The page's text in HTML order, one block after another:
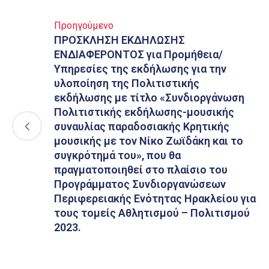
Προηγούμενο
ΠΡΟΣΚΛΗΣΗ ΕΚΔΗΛΩΣΗΣ
ΕΝΔΙΑΦΕΡΟΝΤΟΣ για Προμήθεια/
Υπηρεσίες της εκδήλωσης για την
υλοποίηση της Πολιτιστικής
εκδήλωσης με τίτλο «Συνδιοργάνωση
Πολιτιστικής εκδήλωσης-μουσικής
συναυλίας παραδοσιακής Κρητικής
μουσικής με τον Νίκο Ζωϊδάκη και το
συγκρότημά του», που θα
πραγματοποιηθεί στο πλαίσιο του
Προγράμματος Συνδιοργανώσεων
Περιφερειακής Ενότητας Ηρακλείου για
τους τομείς Αθλητισμού – Πολιτισμού
2023.